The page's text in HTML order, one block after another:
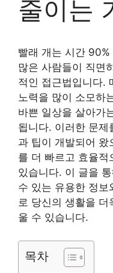
줄이는
빨래 개는 시간 90%
많은 사람들이 직면
적인 접근법입니다.
노력을 많이 소모하
바쁜 일상을 살아가
됩니다. 이러한 문제
과 팁이 개발되어 왔
를 더 빠르고 효율적
있습니다. 이 글을
수 있는 유용한 정보
로 당신의 생활을 더
울 수 있습니다.
목차